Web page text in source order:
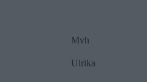
Mvh
Ulrika